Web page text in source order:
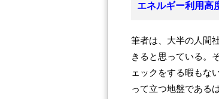
エネルギー利用高
筆者は、大半の人間
きると思っている。
ェックをする暇もな
って立つ地盤である